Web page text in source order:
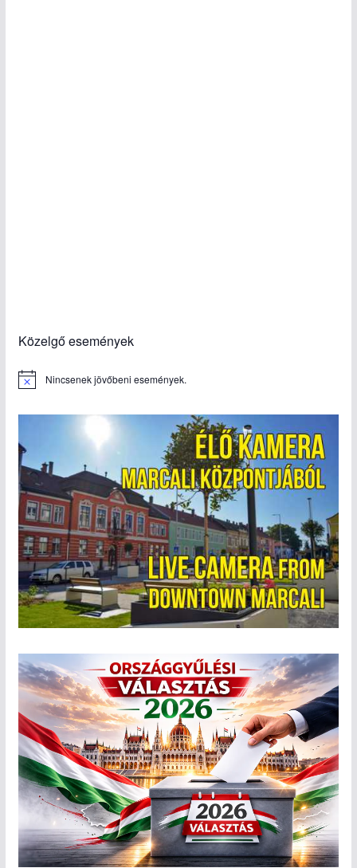
Közelgő események
N
e
Nincsenek jövőbeni események.